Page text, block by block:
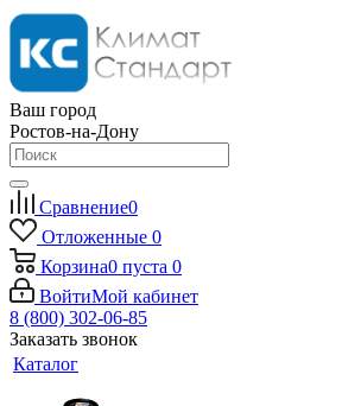
Ваш город
Ростов-на-Дону
Сравнение0
Отложенные 0
Корзина0 пуста 0
ВойтиМой кабинет
8 (800) 302-06-85
Заказать звонок
Каталог